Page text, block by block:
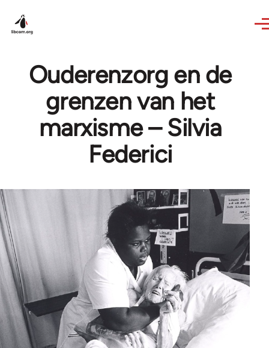
Ouderenzorg en de
grenzen van het
marxisme – Silvia
Federici